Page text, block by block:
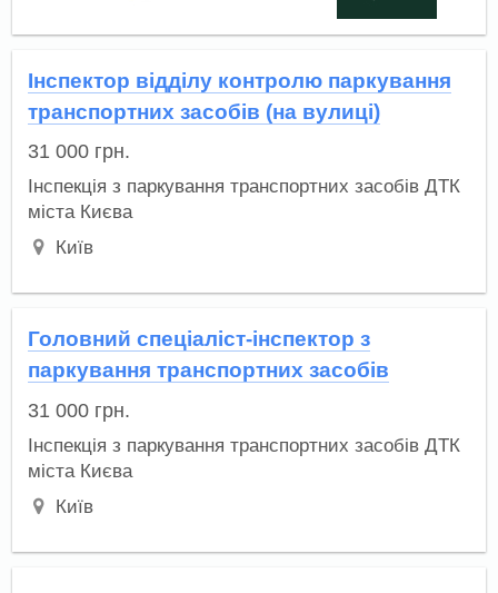
Інспектор відділу контролю паркування
транспортних засобів (на вулиці)
31 000 грн.
Інспекція з паркування транспортних засобів ДТК
міста Києва
Київ
Головний спеціаліст-інспектор з
паркування транспортних засобів
31 000 грн.
Інспекція з паркування транспортних засобів ДТК
міста Києва
Київ